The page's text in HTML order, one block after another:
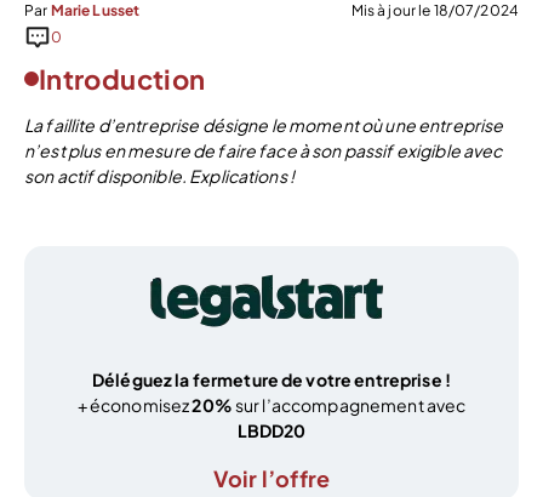
Par Marie Lusset
Mis à jour le 18/07/2024
0
Introduction
La faillite d’entreprise désigne le moment où une entreprise
n’est plus en mesure de faire face à son passif exigible avec
son actif disponible. Explications !
Déléguez la fermeture de votre entreprise !
+ économisez20%sur l’accompagnement avec
LBDD20
Voir l’offre